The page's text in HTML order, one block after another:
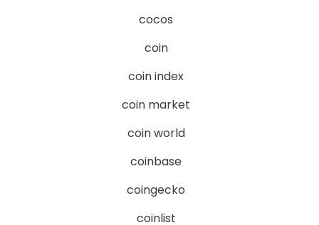
cocos
coin
coin index
coin market
coin world
coinbase
coingecko
coinlist